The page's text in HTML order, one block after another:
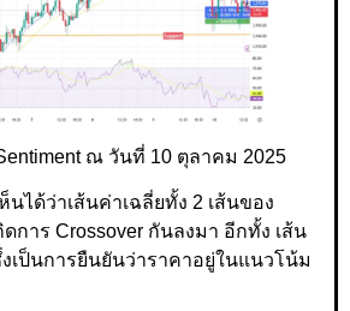
ณ วันที่ 10 ตุลาคม 2025
นได้ว่าเส้นค่าเฉลี่ยทั้ง 2 เส้นของ
ดการ Crossover กันลงมา อีกทั้ง เส้น
เป็นการยืนยันว่าราคาอยู่ในแนวโน้ม